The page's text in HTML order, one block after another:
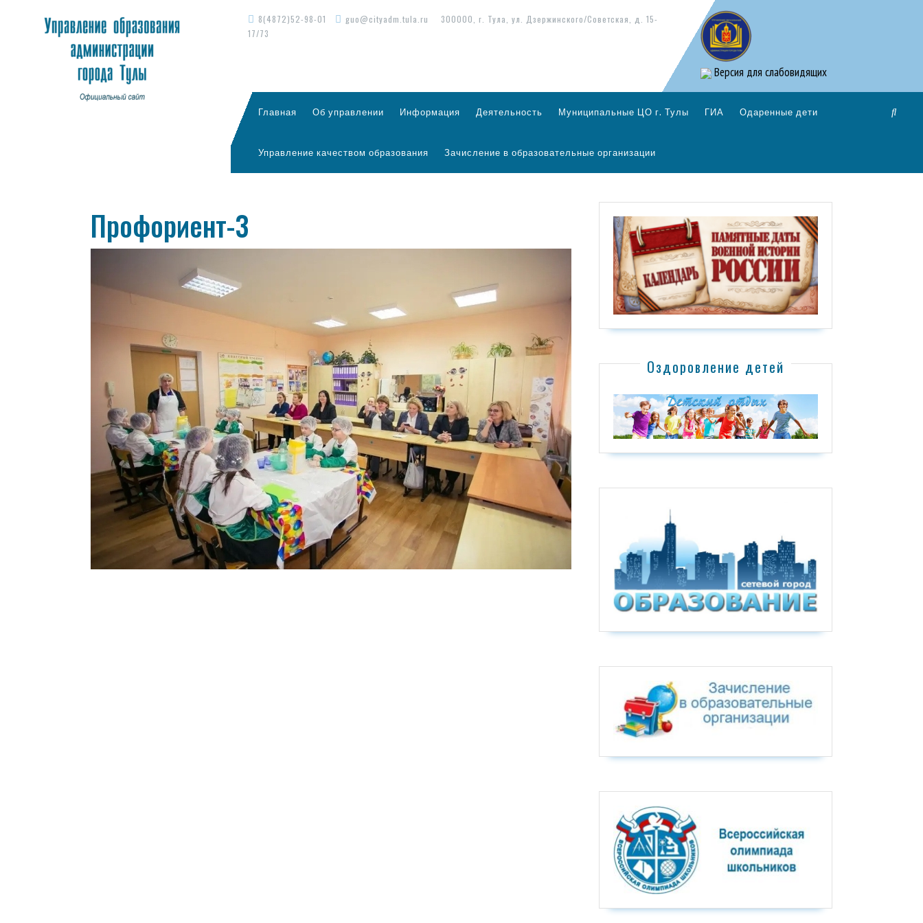
8(4872)52-98-01 guo@cityadm.tula.ru
300000, г. Тула, ул. Дзержинского/Советская, д. 15-
17/73
Версия для слабовидящих
Главная Об управлении Информация Деятельность Муниципальные ЦО г. Тулы ГИА Одаренные дети
Управление качеством образования Зачисление в образовательные организации
Профориент-3
Оздоровление детей